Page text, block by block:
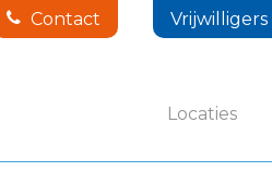
Contact Vrijwilligers
Locaties